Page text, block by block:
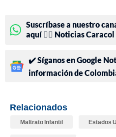
Suscríbase a nuestro
aquí 👉🏻 Noticias Caracol
✔️ Síganos en Google
información de
Relacionados
Maltrato Infantil Estados